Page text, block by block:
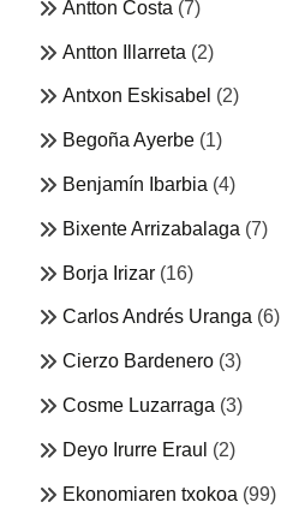
Antton Costa (7)
Antton Illarreta (2)
Antxon Eskisabel (2)
Begoña Ayerbe (1)
Benjamín Ibarbia (4)
Bixente Arrizabalaga (7)
Borja Irizar (16)
Carlos Andrés Uranga (6)
Cierzo Bardenero (3)
Cosme Luzarraga (3)
Deyo Irurre Eraul (2)
Ekonomiaren txokoa (99)